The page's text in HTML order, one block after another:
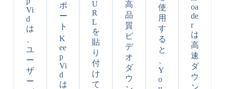
Vi
d
は
ユ
ー
ザ
ー
ポ
ー
ト
K
ee
p
Vi
d
は
U
R
L
を
貼
り
付
け
て
高
品
質
ビ
デ
オ
ダ
ウ
使
用
す
る
と
Y
o
oa
de
r
は
高
速
ダ
ウ
ン